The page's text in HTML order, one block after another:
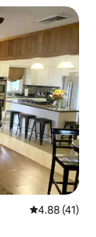
Penarafan
4.88 (41)